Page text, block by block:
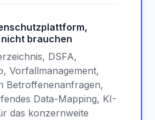
brauchen
DSFA,
Vorfallmanagement,
Betroffenenanfragen,
Data-Mapping, KI-
das konzernweite